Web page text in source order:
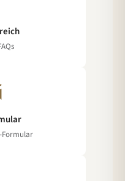
Formular